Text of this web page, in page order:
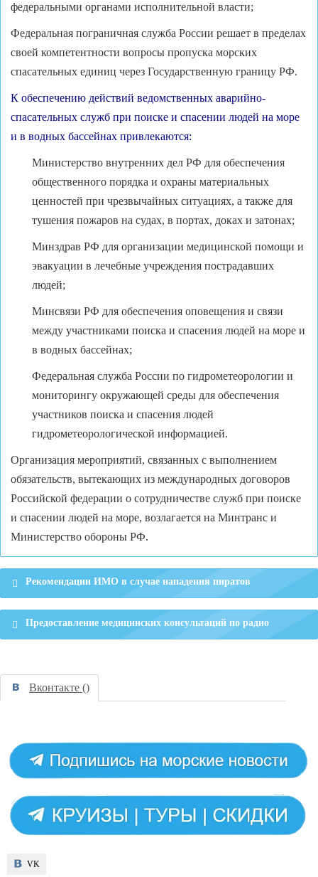
федеральными органами исполнительной власти;
Федеральная пограничная служба России решает в пределах
своей компетентности вопросы пропуска морских
спасательных единиц через Государственную границу РФ.
К обеспечению действий ведомственных аварийно-
спасательных служб при поиске и спасении людей на море
и в водных бассейнах привлекаются:
Министерство внутренних дел РФ для обеспечения
общественного порядка и охраны материальных
ценностей при чрезвычайных ситуациях, а также для
тушения пожаров на судах, в портах, доках и затонах;
Минздрав РФ для организации медицинской помощи и
эвакуации в лечебные учреждения пострадавших
людей;
Минсвязи РФ для обеспечения оповещения и связи
между участниками поиска и спасения людей на море и
в водных бассейнах;
Федеральная служба России по гидрометеорологии и
мониторингу окружающей среды для обеспечения
участников поиска и спасения людей
гидрометеорологической информацией.
Организация мероприятий, связанных с выполнением
обязательств, вытекающих из международных договоров
Российской федерации о сотрудничестве служб при поиске
и спасении людей на море, возлагается на Минтранс и
Министерство обороны РФ.
Рекомендации ИМО в случае нападения пиратов
Предоставление медицинских консультаций по радио
Вконтакте ()
VK
VK